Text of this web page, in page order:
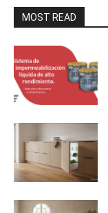
MOST READ